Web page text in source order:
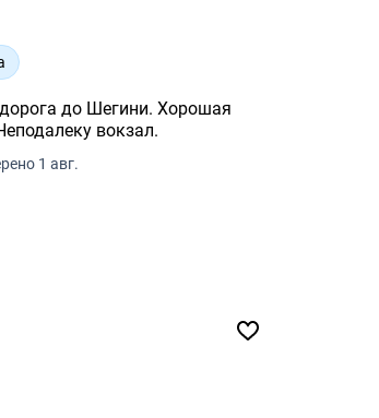
до Шегини. Хорошая
вокзал.
1 авг.